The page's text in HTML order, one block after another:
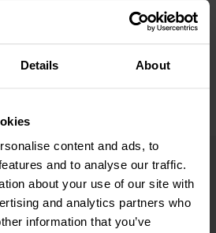
Details About
content and ads, to
and to analyse our traffic.
about your use of our site with
and analytics partners who
information that you’ve
für Gabelstapler wurde
zu minimieren. Dank
sind die Messungen genauer
ermittelt den Lastschwerpunkt
VERSION